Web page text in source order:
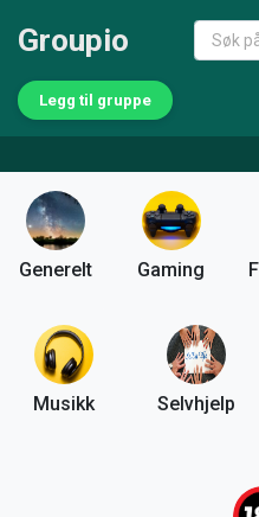
Groupio
Legg til gruppe
Generelt Gaming
Musikk Selvhjelp